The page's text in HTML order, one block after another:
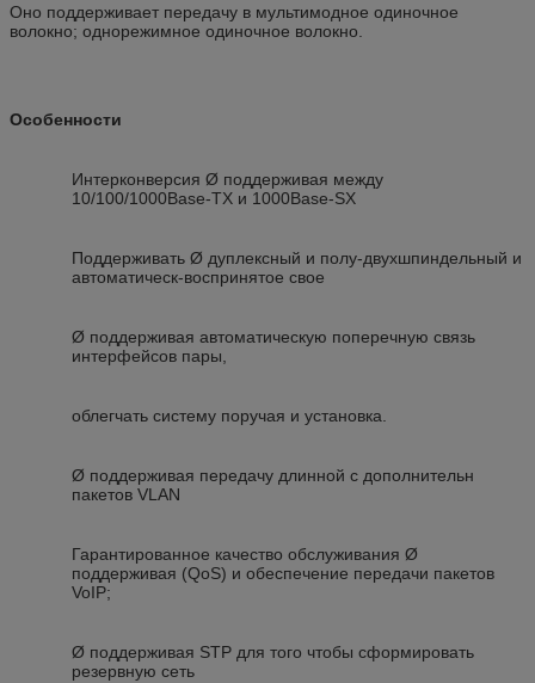
Оно поддерживает передачу в мультимодное одиночное
волокно; однорежимное одиночное волокно.
Особенности
Интерконверсия Ø поддерживая между
10/100/1000Base-TX и 1000Base-SX
Поддерживать Ø дуплексный и полу-двухшпиндельный и
автоматическ-воспринятое свое
Ø поддерживая автоматическую поперечную связь
интерфейсов пары,
облегчать систему поручая и установка.
Ø поддерживая передачу длинной с дополнительн
пакетов VLAN
Гарантированное качество обслуживания Ø
поддерживая (QoS) и обеспечение передачи пакетов
VoIP;
Ø поддерживая STP для того чтобы сформировать
резервную сеть